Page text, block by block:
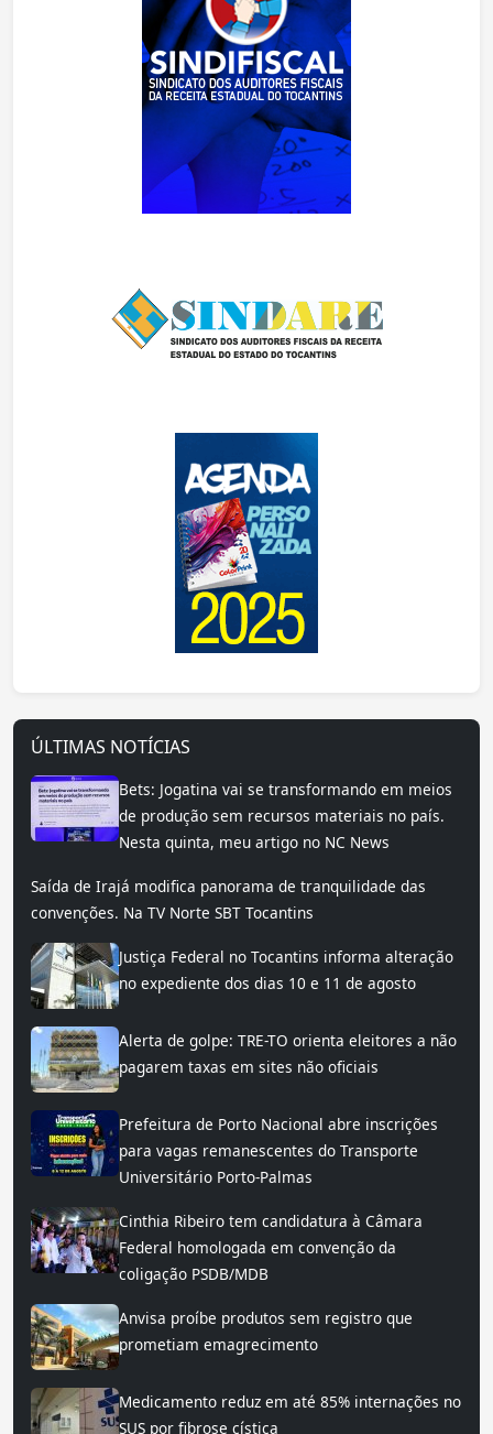
ÚLTIMAS NOTÍCIAS
Bets: Jogatina vai se transformando em meios
de produção sem recursos materiais no país.
Nesta quinta, meu artigo no NC News
Saída de Irajá modifica panorama de tranquilidade das
convenções. Na TV Norte SBT Tocantins
Justiça Federal no Tocantins informa alteração
no expediente dos dias 10 e 11 de agosto
Alerta de golpe: TRE-TO orienta eleitores a não
pagarem taxas em sites não oficiais
Prefeitura de Porto Nacional abre inscrições
para vagas remanescentes do Transporte
Universitário Porto-Palmas
Cinthia Ribeiro tem candidatura à Câmara
Federal homologada em convenção da
coligação PSDB/MDB
Anvisa proíbe produtos sem registro que
prometiam emagrecimento
Medicamento reduz em até 85% internações no
SUS por fibrose cística